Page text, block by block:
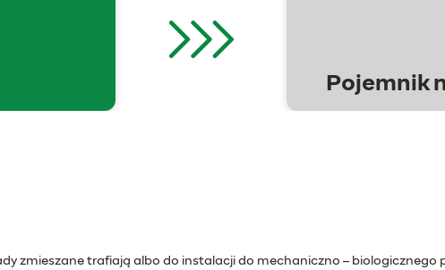
Pojemnik
zmieszane trafiają albo do instalacji do mechaniczno – biologicznego